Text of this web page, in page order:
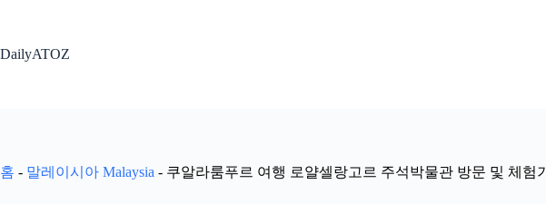
으
DailyATOZ
홈 - 말레이시아 Malaysia - 쿠알라룸푸르 여행 로얄셀랑고르 주석박물관 방문 및 체험기